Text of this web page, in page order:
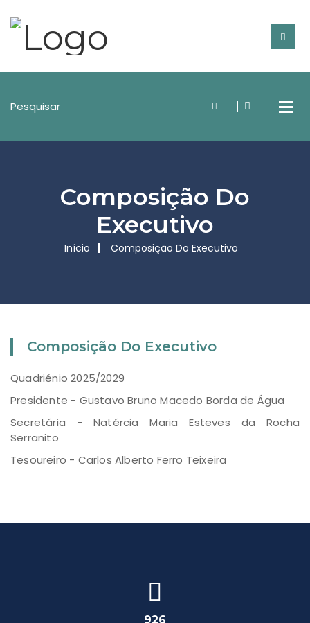
Composição Do
Executivo
Início Composição Do Executivo
Composição Do Executivo
Quadriénio 2025/2029
Presidente - Gustavo Bruno Macedo Borda de Água
Secretária - Natércia Maria Esteves da Rocha
Serranito
Tesoureiro - Carlos Alberto Ferro Teixeira
926